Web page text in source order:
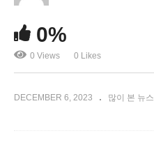
‘곧 반환 요구’
0%
0 Views 0 Likes
DECEMBER 6, 2023 많이 본 뉴스